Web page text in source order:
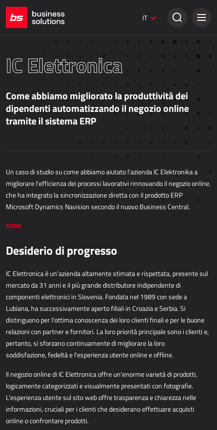
IT
Siti web Umbraco
Soluzioni creative
Dynamics 365 Business Central
Power Retail
AllForWeb
Potenziare le vendite online
APPLICAZIONI WEB
AllForEcommerce
Portali B2B
Siti web complessi
Siti web di presentazione
MPR – PRODUZIONE
Dynamics 365 Business Central
Power Display
Netronic - VAPS
APPROVVIGIONAMENTO
IC Elettronica
Come abbiamo migliorato la produttività dei
dipendenti automatizzando il negozio online
tramite il sistema ERP
Un caso di studio su come abbiamo aiutato l'azienda IC Elektronika a
migliorare l'efficienza dei processi lavorativi rinnovando il negozio online,
che ha integrato la sincronizzazione diretta con il prodotto ERP
Microsoft Dynamics Navision secondo il nuovo Business Central.
SFIDA
Desiderio di progresso
IC Elettronica è un'azienda altamente stimata e rispettata, presente sul
mercato da 31 anni e il più grande distributore indipendente di
componenti elettronici in Slovenia. Fondata nel 1989 con sede a
Lubiana, ha successivamente aperto filiali in Croazia e Serbia. Si
distinguono per l'ottimaconoscenza dei loro clienti finali e per le buone
relazioni con partner e fornitori. La loro priorità principale sono i clienti e,
pertanto, si sforzano continuamente di migliorare la loro
soddisfazione, fedeltà e l'esperienza utente online e offline.
Il negozio online di IC Elettronicaoffre un'enorme varietà di prodotti,
logicamente categorizzati evisualmente presentati con fotografie.
L'esperienza utente sul sito web offre trasparenza echiarezza nelle
informazioni, cruciali per i clienti che desiderano effettuare acquisti
online oconfrontare prodotti.